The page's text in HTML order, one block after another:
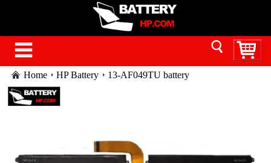
Home HP Battery 13-AF049TU battery